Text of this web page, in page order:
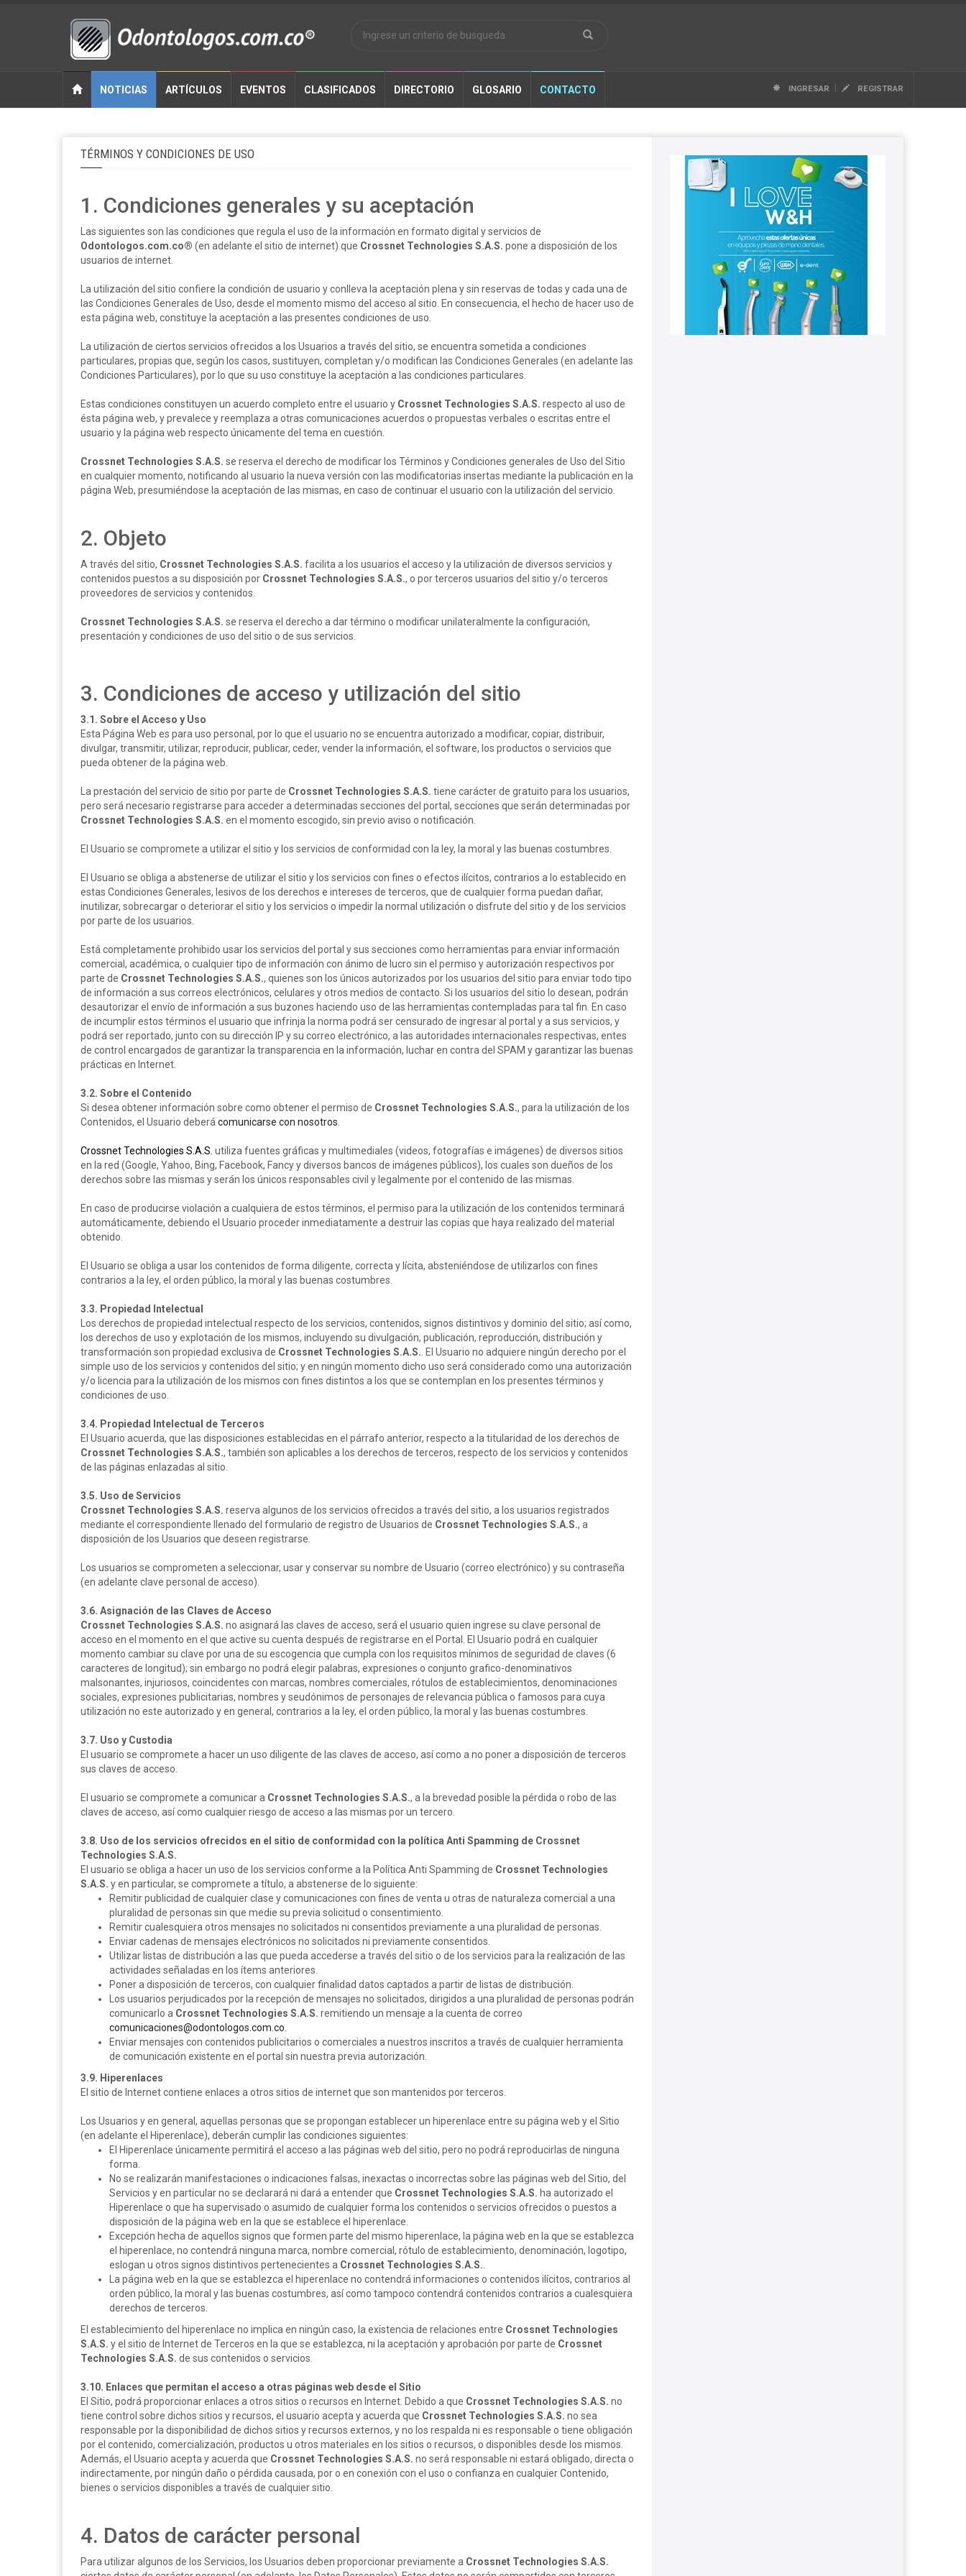
NOTICIAS ARTÍCULOS EVENTOS CLASIFICADOS DIRECTORIO GLOSARIO CONTACTO INGRESAR REGISTRAR
TÉRMINOS Y CONDICIONES DE USO
1. Condiciones generales y su aceptación
Las siguientes son las condiciones que regula el uso de la información en formato digital y servicios de
Odontologos.com.co® (en adelante el sitio de internet) que Crossnet Technologies S.A.S. pone a disposición de los
usuarios de internet.
La utilización del sitio confiere la condición de usuario y conlleva la aceptación plena y sin reservas de todas y cada una de
las Condiciones Generales de Uso, desde el momento mismo del acceso al sitio. En consecuencia, el hecho de hacer uso de
esta página web, constituye la aceptación a las presentes condiciones de uso.
La utilización de ciertos servicios ofrecidos a los Usuarios a través del sitio, se encuentra sometida a condiciones
particulares, propias que, según los casos, sustituyen, completan y/o modifican las Condiciones Generales (en adelante las
Condiciones Particulares), por lo que su uso constituye la aceptación a las condiciones particulares.
Estas condiciones constituyen un acuerdo completo entre el usuario y Crossnet Technologies S.A.S. respecto al uso de
ésta página web, y prevalece y reemplaza a otras comunicaciones acuerdos o propuestas verbales o escritas entre el
usuario y la página web respecto únicamente del tema en cuestión.
Crossnet Technologies S.A.S. se reserva el derecho de modificar los Términos y Condiciones generales de Uso del Sitio
en cualquier momento, notificando al usuario la nueva versión con las modificatorias insertas mediante la publicación en la
página Web, presumiéndose la aceptación de las mismas, en caso de continuar el usuario con la utilización del servicio.
2. Objeto
A través del sitio, Crossnet Technologies S.A.S. facilita a los usuarios el acceso y la utilización de diversos servicios y
contenidos puestos a su disposición por Crossnet Technologies S.A.S., o por terceros usuarios del sitio y/o terceros
proveedores de servicios y contenidos.
Crossnet Technologies S.A.S. se reserva el derecho a dar término o modificar unilateralmente la configuración,
presentación y condiciones de uso del sitio o de sus servicios.
3. Condiciones de acceso y utilización del sitio
3.1. Sobre el Acceso y Uso
Esta Página Web es para uso personal, por lo que el usuario no se encuentra autorizado a modificar, copiar, distribuir,
divulgar, transmitir, utilizar, reproducir, publicar, ceder, vender la información, el software, los productos o servicios que
pueda obtener de la página web.
La prestación del servicio de sitio por parte de Crossnet Technologies S.A.S. tiene carácter de gratuito para los usuarios,
pero será necesario registrarse para acceder a determinadas secciones del portal, secciones que serán determinadas por
Crossnet Technologies S.A.S. en el momento escogido, sin previo aviso o notificación.
El Usuario se compromete a utilizar el sitio y los servicios de conformidad con la ley, la moral y las buenas costumbres.
El Usuario se obliga a abstenerse de utilizar el sitio y los servicios con fines o efectos ilícitos, contrarios a lo establecido en
estas Condiciones Generales, lesivos de los derechos e intereses de terceros, que de cualquier forma puedan dañar,
inutilizar, sobrecargar o deteriorar el sitio y los servicios o impedir la normal utilización o disfrute del sitio y de los servicios
por parte de los usuarios.
Está completamente prohibido usar los servicios del portal y sus secciones como herramientas para enviar información
comercial, académica, o cualquier tipo de información con ánimo de lucro sin el permiso y autorización respectivos por
parte de Crossnet Technologies S.A.S., quienes son los únicos autorizados por los usuarios del sitio para enviar todo tipo
de información a sus correos electrónicos, celulares y otros medios de contacto. Si los usuarios del sitio lo desean, podrán
desautorizar el envío de información a sus buzones haciendo uso de las herramientas contempladas para tal fin. En caso
de incumplir estos términos el usuario que infrinja la norma podrá ser censurado de ingresar al portal y a sus servicios, y
podrá ser reportado, junto con su dirección IP y su correo electrónico, a las autoridades internacionales respectivas, entes
de control encargados de garantizar la transparencia en la información, luchar en contra del SPAM y garantizar las buenas
prácticas en Internet.
3.2. Sobre el Contenido
Si desea obtener información sobre como obtener el permiso de Crossnet Technologies S.A.S., para la utilización de los
Contenidos, el Usuario deberá comunicarse con nosotros
Crossnet Technologies S.A.S. utiliza fuentes gráficas y multimediales (videos, fotografías e imágenes) de diversos sitios
en la red (Google, Yahoo, Bing, Facebook, Fancy y diversos bancos de imágenes públicos), los cuales son dueños de los
derechos sobre las mismas y serán los únicos responsables civil y legalmente por el contenido de las mismas.
En caso de producirse violación a cualquiera de estos términos, el permiso para la utilización de los contenidos terminará
automáticamente, debiendo el Usuario proceder inmediatamente a destruir las copias que haya realizado del material
obtenido.
El Usuario se obliga a usar los contenidos de forma diligente, correcta y lícita, absteniéndose de utilizarlos con fines
contrarios a la ley, el orden público, la moral y las buenas costumbres.
3.3. Propiedad Intelectual
Los derechos de propiedad intelectual respecto de los servicios, contenidos, signos distintivos y dominio del sitio; así como,
los derechos de uso y explotación de los mismos, incluyendo su divulgación, publicación, reproducción, distribución y
transformación son propiedad exclusiva de Crossnet Technologies S.A.S. . El Usuario no adquiere ningún derecho por el
simple uso de los servicios y contenidos del sitio; y en ningún momento dicho uso será considerado como una autorización
y/o licencia para la utilización de los mismos con fines distintos a los que se contemplan en los presentes términos y
condiciones de uso.
3.4. Propiedad Intelectual de Terceros
El Usuario acuerda, que las disposiciones establecidas en el párrafo anterior, respecto a la titularidad de los derechos de
Crossnet Technologies S.A.S., también son aplicables a los derechos de terceros, respecto de los servicios y contenidos
de las páginas enlazadas al sitio.
3.5. Uso de Servicios
Crossnet Technologies S.A.S. reserva algunos de los servicios ofrecidos a través del sitio, a los usuarios registrados
mediante el correspondiente llenado del formulario de registro de Usuarios de Crossnet Technologies S.A.S., a
disposición de los Usuarios que deseen registrarse.
Los usuarios se comprometen a seleccionar, usar y conservar su nombre de Usuario (correo electrónico) y su contraseña
(en adelante clave personal de acceso).
3.6. Asignación de las Claves de Acceso
Crossnet Technologies S.A.S. no asignará las claves de acceso, será el usuario quien ingrese su clave personal de
acceso en el momento en el que active su cuenta después de registrarse en el Portal. El Usuario podrá en cualquier
momento cambiar su clave por una de su escogencia que cumpla con los requisitos mínimos de seguridad de claves (6
caracteres de longitud); sin embargo no podrá elegir palabras, expresiones o conjunto grafico-denominativos
malsonantes, injuriosos, coincidentes con marcas, nombres comerciales, rótulos de establecimientos, denominaciones
sociales, expresiones publicitarias, nombres y seudónimos de personajes de relevancia pública o famosos para cuya
utilización no este autorizado y en general, contrarios a la ley, el orden público, la moral y las buenas costumbres.
3.7. Uso y Custodia
El usuario se compromete a hacer un uso diligente de las claves de acceso, así como a no poner a disposición de terceros
sus claves de acceso.
El usuario se compromete a comunicar a Crossnet Technologies S.A.S., a la brevedad posible la pérdida o robo de las
claves de acceso, así como cualquier riesgo de acceso a las mismas por un tercero.
3.8. Uso de los servicios ofrecidos en el sitio de conformidad con la política Anti Spamming de Crossnet
Technologies S.A.S.
El usuario se obliga a hacer un uso de los servicios conforme a la Política Anti Spamming de Crossnet Technologies
S.A.S. y en particular, se compromete a título, a abstenerse de lo siguiente:
Remitir publicidad de cualquier clase y comunicaciones con fines de venta u otras de naturaleza comercial a una
pluralidad de personas sin que medie su previa solicitud o consentimiento.
Remitir cualesquiera otros mensajes no solicitados ni consentidos previamente a una pluralidad de personas.
Enviar cadenas de mensajes electrónicos no solicitados ni previamente consentidos.
Utilizar listas de distribución a las que pueda accederse a través del sitio o de los servicios para la realización de las
actividades señaladas en los ítems anteriores.
Poner a disposición de terceros, con cualquier finalidad datos captados a partir de listas de distribución.
Los usuarios perjudicados por la recepción de mensajes no solicitados, dirigidos a una pluralidad de personas podrán
comunicarlo a Crossnet Technologies S.A.S. remitiendo un mensaje a la cuenta de correo
comunicaciones@odontologos.com.co
Enviar mensajes con contenidos publicitarios o comerciales a nuestros inscritos a través de cualquier herramienta
de comunicación existente en el portal sin nuestra previa autorización.
3.9. Hiperenlaces
El sitio de Internet contiene enlaces a otros sitios de internet que son mantenidos por terceros.
Los Usuarios y en general, aquellas personas que se propongan establecer un hiperenlace entre su página web y el Sitio
(en adelante el Hiperenlace), deberán cumplir las condiciones siguientes:
El Hiperenlace únicamente permitirá el acceso a las páginas web del sitio, pero no podrá reproducirlas de ninguna
forma.
No se realizarán manifestaciones o indicaciones falsas, inexactas o incorrectas sobre las páginas web del Sitio, del
Servicios y en particular no se declarará ni dará a entender que Crossnet Technologies S.A.S. ha autorizado el
Hiperenlace o que ha supervisado o asumido de cualquier forma los contenidos o servicios ofrecidos o puestos a
disposición de la página web en la que se establece el hiperenlace.
Excepción hecha de aquellos signos que formen parte del mismo hiperenlace, la página web en la que se establezca
el hiperenlace, no contendrá ninguna marca, nombre comercial, rótulo de establecimiento, denominación, logotipo,
eslogan u otros signos distintivos pertenecientes a Crossnet Technologies S.A.S.
La página web en la que se establezca el hiperenlace no contendrá informaciones o contenidos ilícitos, contrarios al
orden público, la moral y las buenas costumbres, así como tampoco contendrá contenidos contrarios a cualesquiera
derechos de terceros.
El establecimiento del hiperenlace no implica en ningún caso, la existencia de relaciones entre Crossnet Technologies
S.A.S. y el sitio de Internet de Terceros en la que se establezca, ni la aceptación y aprobación por parte de Crossnet
Technologies S.A.S. de sus contenidos o servicios.
3.10. Enlaces que permitan el acceso a otras páginas web desde el Sitio
El Sitio, podrá proporcionar enlaces a otros sitios o recursos en Internet. Debido a que Crossnet Technologies S.A.S. no
tiene control sobre dichos sitios y recursos, el usuario acepta y acuerda que Crossnet Technologies S.A.S. no sea
responsable por la disponibilidad de dichos sitios y recursos externos, y no los respalda ni es responsable o tiene obligación
por el contenido, comercialización, productos u otros materiales en los sitios o recursos, o disponibles desde los mismos.
Además, el Usuario acepta y acuerda que Crossnet Technologies S.A.S. no será responsable ni estará obligado, directa o
indirectamente, por ningún daño o pérdida causada, por o en conexión con el uso o confianza en cualquier Contenido,
bienes o servicios disponibles a través de cualquier sitio.
4. Datos de carácter personal
Para utilizar algunos de los Servicios, los Usuarios deben proporcionar previamente a Crossnet Technologies S.A.S.